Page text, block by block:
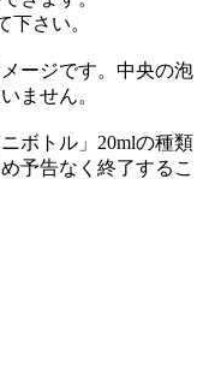
下さい。
ージです。中央の泡
ません。
ボトル」20mlの種類
予告なく終了するこ